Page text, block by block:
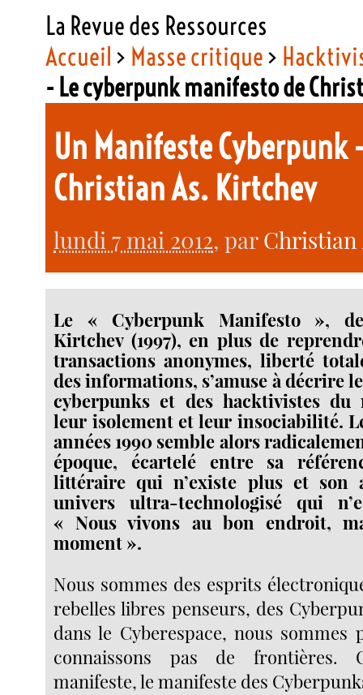
La Revue des Ressources
Accueil > Masse critique>
- Le cyberpunk manifesto de
Un Manifeste
Christian As. Kirtchev
lundi 7 mai 2012, parChristian
Le « Cyberpunk Manifesto »,
Kirtchev (1997), en plus de
transactions anonymes, liberté
des informations, s’amuse à décrire
cyberpunks et des hacktivistes du
leur isolement et leur insociabilité.
années 1990 semble alors
époque, écartelé entre sa
littéraire qui n’existe plus et son
univers ultra-technologisé qui
« Nous vivons au bon endroit,
moment ».
Nous sommes des esprits
rebelles libres penseurs, des
dans le Cyberespace, nous sommes
connaissons pas de frontières.
manifeste, le manifeste des